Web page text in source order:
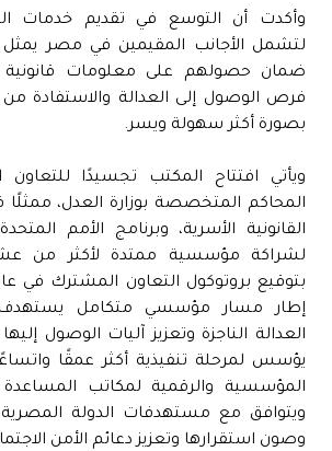
وأكدت أن التوسع في تقديم خدمات
لتشمل الأجانب المقيمين في مصر
ضمان حصولهم على معلومات قانونية
فرص الوصول إلى العدالة والاستفادة من
بصورة أكثر سهولة ويسر.
ويأتي افتتاح المكتب تجسيدًا
المحاكم المتخصصة بوزارة العدل، ممثلًا
القانونية الأسرية، وبرنامج الأمم المتحدة
لشراكة مؤسسية ممتدة لأكثر من
إطار مسار مؤسسي متكامل
العدالة الناجزة وتعزيز آليات الوصول
يؤسس لمرحلة تنفيذية أكثر عمقًا
المؤسسية والرقمية لمكاتب المساعدة
ويتوافق مع مستهدفات الدولة
وصون استقرارها وتعزيز دعائم الأمن